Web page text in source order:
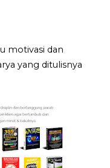
motivasi dan
yang ditulisnya